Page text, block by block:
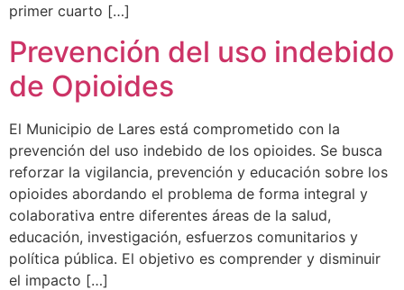
primer cuarto […]
Prevención del uso indebido
de Opioides
El Municipio de Lares está comprometido con la
prevención del uso indebido de los opioides. Se busca
reforzar la vigilancia, prevención y educación sobre los
opioides abordando el problema de forma integral y
colaborativa entre diferentes áreas de la salud,
educación, investigación, esfuerzos comunitarios y
política pública. El objetivo es comprender y disminuir
el impacto […]